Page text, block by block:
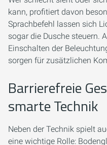
kann, profitiert davon
Sprachbefehl lassen sich
sogar die Dusche steuern.
Einschalten der
sorgen für zusätzlichen
Barrierefreie
smarte Technik
Neben der Technik spielt
eine wichtige Rolle: